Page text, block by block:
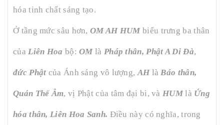
hóa tinh chất sáng tạo.
Ở tầng mức sâu hơn, OM AH HUMbiểu trưng ba thân
của Liên Hoa bộ:OMlà Pháp thân, Phật A Di Đà,
đức Phật của Ánh sáng vô lượng,AHlàBáo thân,
Quán Thế Âm, vị Phật của tâm đại bi, vàHUMlà Ứng
hóa thân, Liên Hoa Sanh. Điều này có nghĩa, trong